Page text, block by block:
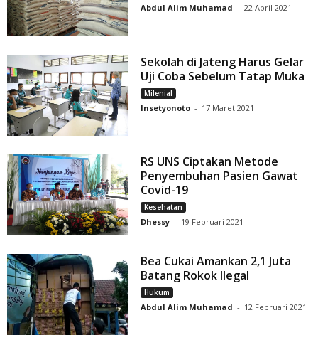
Abdul Alim Muhamad - 22 April 2021
Sekolah di Jateng Harus Gelar
Uji Coba Sebelum Tatap Muka
Milenial
Insetyonoto - 17 Maret 2021
RS UNS Ciptakan Metode
Penyembuhan Pasien Gawat
Covid-19
Kesehatan
Dhessy - 19 Februari 2021
Bea Cukai Amankan 2,1 Juta
Batang Rokok Ilegal
Hukum
Abdul Alim Muhamad - 12 Februari 2021